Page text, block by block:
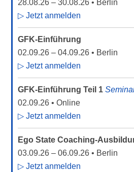
28.08.26 – 30.08.26 • Berlin
▷ Jetzt anmelden
GFK-Einführung
02.09.26 – 04.09.26 • Berlin
▷ Jetzt anmelden
GFK-Einführung Teil 1
02.09.26 • Online
▷ Jetzt anmelden
Ego State Coaching-
03.09.26 – 06.09.26 • Berlin
▷ Jetzt anmelden